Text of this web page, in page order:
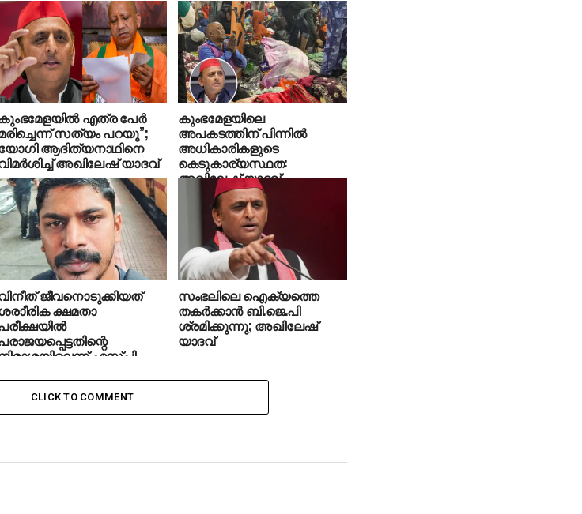
എത്ര പേർ
സത്യം പറയൂ”;
ആദിത്യനാഥിനെ
അഖിലേഷ് യാദവ്
കുംഭമേളയിലെ
അപകടത്തിന് പിന്നില്‍
അധികാരികളുടെ
കെടുകാര്യസ്ഥത:
അഖിലേഷ് യാദവ്
ജീവനൊടുക്കിയത്
ക്ഷമതാ
എസ്പി
സംഭലിലെ ഐക്യത്തെ
തകര്‍ക്കാന്‍ ബി.ജെ.പി
ശ്രമിക്കുന്നു; അഖിലേഷ്
യാദവ്
CLICK TO COMMENT